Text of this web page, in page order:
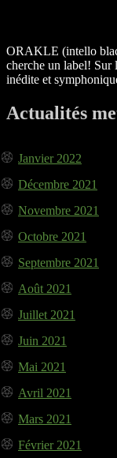
ORAKLE (intello
cherche un label! Sur
inédite et
Actualités
Janvier 2022
Décembre 2021
Novembre 2021
Octobre 2021
Septembre 2021
Août 2021
Juillet 2021
Juin 2021
Mai 2021
Avril 2021
Mars 2021
Février 2021